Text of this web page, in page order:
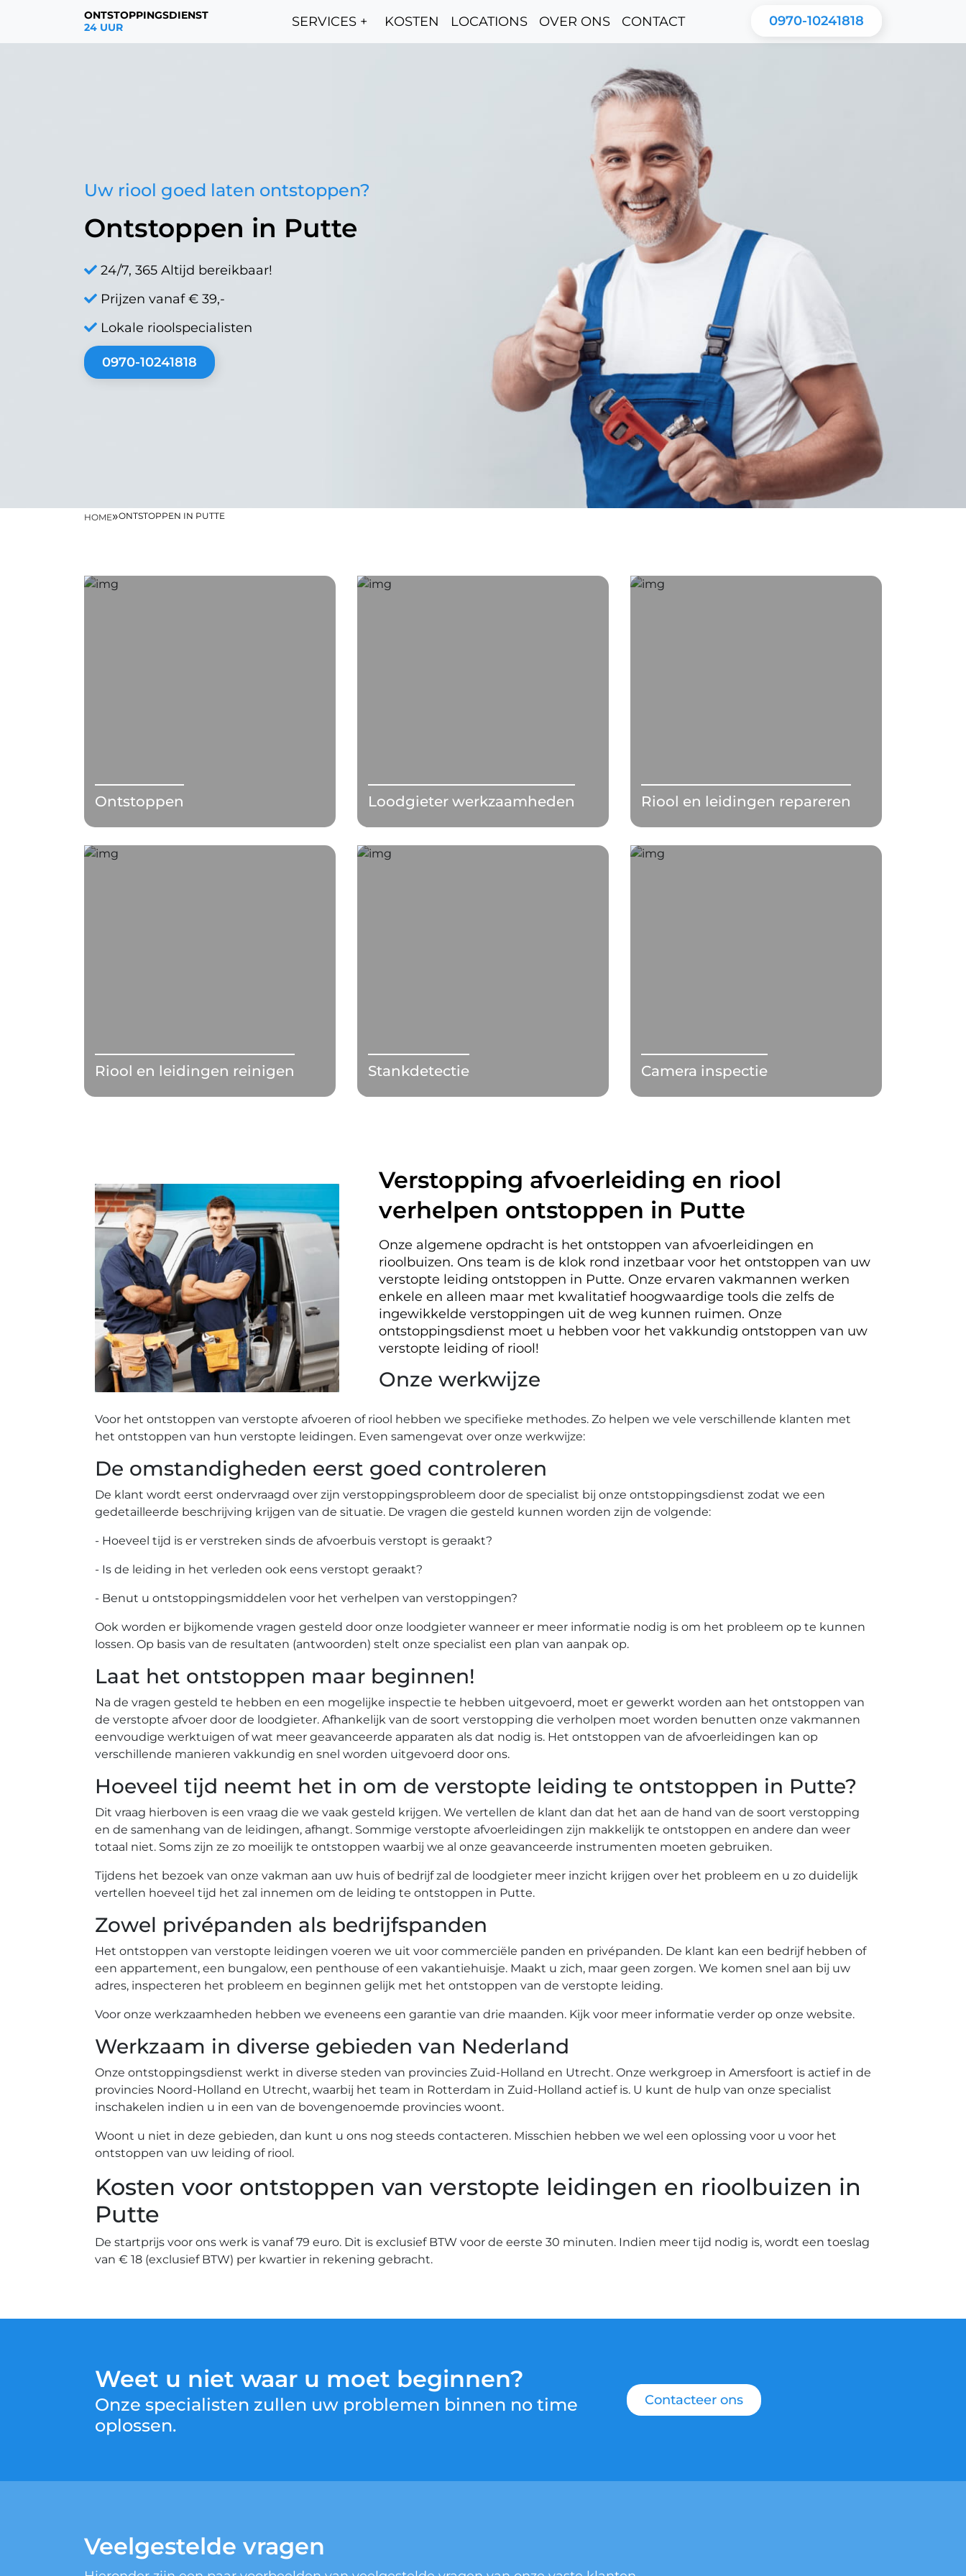
ONTSTOPPINGSDIENST
24 UUR
SERVICES + KOSTEN LOCATIONS OVER ONS CONTACT 0970-10241818
Uw riool goed laten ontstoppen?
Ontstoppen in Putte
24/7, 365 Altijd bereikbaar!
Prijzen vanaf € 39,-
Lokale rioolspecialisten
0970-10241818
HOME»ONTSTOPPEN IN PUTTE
Ontstoppen Loodgieter werkzaamheden Riool en leidingen repareren
Riool en leidingen reinigen Stankdetectie Camera inspectie
Verstopping afvoerleiding en riool
verhelpen ontstoppen in Putte
Onze algemene opdracht is het ontstoppen van afvoerleidingen en
rioolbuizen. Ons team is de klok rond inzetbaar voor het ontstoppen van uw
verstopte leiding ontstoppen in Putte. Onze ervaren vakmannen werken
enkele en alleen maar met kwalitatief hoogwaardige tools die zelfs de
ingewikkelde verstoppingen uit de weg kunnen ruimen. Onze
ontstoppingsdienst moet u hebben voor het vakkundig ontstoppen van uw
verstopte leiding of riool!
Onze werkwijze
Voor het ontstoppen van verstopte afvoeren of riool hebben we specifieke methodes. Zo helpen we vele verschillende klanten met
het ontstoppen van hun verstopte leidingen. Even samengevat over onze werkwijze:
De omstandigheden eerst goed controleren
De klant wordt eerst ondervraagd over zijn verstoppingsprobleem door de specialist bij onze ontstoppingsdienst zodat we een
gedetailleerde beschrijving krijgen van de situatie. De vragen die gesteld kunnen worden zijn de volgende:
- Hoeveel tijd is er verstreken sinds de afvoerbuis verstopt is geraakt?
- Is de leiding in het verleden ook eens verstopt geraakt?
- Benut u ontstoppingsmiddelen voor het verhelpen van verstoppingen?
Ook worden er bijkomende vragen gesteld door onze loodgieter wanneer er meer informatie nodig is om het probleem op te kunnen
lossen. Op basis van de resultaten (antwoorden) stelt onze specialist een plan van aanpak op.
Laat het ontstoppen maar beginnen!
Na de vragen gesteld te hebben en een mogelijke inspectie te hebben uitgevoerd, moet er gewerkt worden aan het ontstoppen van
de verstopte afvoer door de loodgieter. Afhankelijk van de soort verstopping die verholpen moet worden benutten onze vakmannen
eenvoudige werktuigen of wat meer geavanceerde apparaten als dat nodig is. Het ontstoppen van de afvoerleidingen kan op
verschillende manieren vakkundig en snel worden uitgevoerd door ons.
Hoeveel tijd neemt het in om de verstopte leiding te ontstoppen in Putte?
Dit vraag hierboven is een vraag die we vaak gesteld krijgen. We vertellen de klant dan dat het aan de hand van de soort verstopping
en de samenhang van de leidingen, afhangt. Sommige verstopte afvoerleidingen zijn makkelijk te ontstoppen en andere dan weer
totaal niet. Soms zijn ze zo moeilijk te ontstoppen waarbij we al onze geavanceerde instrumenten moeten gebruiken.
Tijdens het bezoek van onze vakman aan uw huis of bedrijf zal de loodgieter meer inzicht krijgen over het probleem en u zo duidelijk
vertellen hoeveel tijd het zal innemen om de leiding te ontstoppen in Putte.
Zowel privépanden als bedrijfspanden
Het ontstoppen van verstopte leidingen voeren we uit voor commerciële panden en privépanden. De klant kan een bedrijf hebben of
een appartement, een bungalow, een penthouse of een vakantiehuisje. Maakt u zich, maar geen zorgen. We komen snel aan bij uw
adres, inspecteren het probleem en beginnen gelijk met het ontstoppen van de verstopte leiding.
Voor onze werkzaamheden hebben we eveneens een garantie van drie maanden. Kijk voor meer informatie verder op onze website.
Werkzaam in diverse gebieden van Nederland
Onze ontstoppingsdienst werkt in diverse steden van provincies Zuid-Holland en Utrecht. Onze werkgroep in Amersfoort is actief in de
provincies Noord-Holland en Utrecht, waarbij het team in Rotterdam in Zuid-Holland actief is. U kunt de hulp van onze specialist
inschakelen indien u in een van de bovengenoemde provincies woont.
Woont u niet in deze gebieden, dan kunt u ons nog steeds contacteren. Misschien hebben we wel een oplossing voor u voor het
ontstoppen van uw leiding of riool.
Kosten voor ontstoppen van verstopte leidingen en rioolbuizen in
Putte
De startprijs voor ons werk is vanaf 79 euro. Dit is exclusief BTW voor de eerste 30 minuten. Indien meer tijd nodig is, wordt een toeslag
van € 18 (exclusief BTW) per kwartier in rekening gebracht.
Weet u niet waar u moet beginnen?
Onze specialisten zullen uw problemen binnen no time
oplossen.
Contacteer ons
Veelgestelde vragen